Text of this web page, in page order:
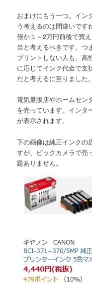
おまけにもう一つ。イン
う考えるのは間違いです
僅か１～2万円前後で買
当と考えるべきです。つ
プリントしない人も、高
に応じてインク代金で支
だと考えるに至りました。
電気量販店やホームセン
を売っています。インタ
が表示されます。
下の画像は純正インクの
すが、ビックカメラで売
題ありません。